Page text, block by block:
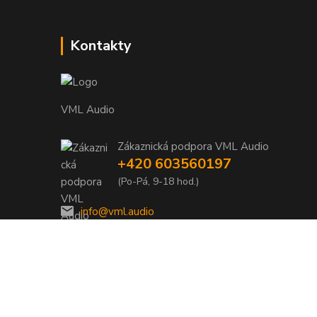
Kontakty
VML Audio
Zákaznická podpora VML Audio
+420 603560197
(Po-Pá, 9-18 hod.)
info@vml.audio